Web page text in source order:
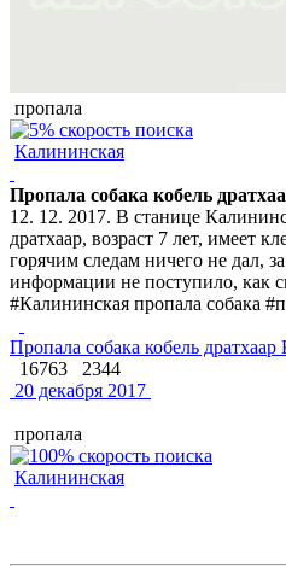
пропала
Калининская
Пропала собака кобель
12. 12. 2017. В станице
дратхаар, возраст 7 лет, имеет
горячим следам ничего не дал,
информации не поступило, как
#Калининская пропала собака
Пропала собака кобель
16763
2344
20 декабря 2017
пропала
Калининская